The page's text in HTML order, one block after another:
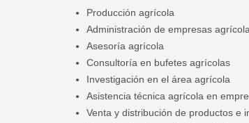
Producción agrícola
Administración de empresas
Asesoría agrícola
Consultoría en bufetes agrícolas
Investigación en el área agrícola
Asistencia técnica agrícola en
Venta y distribución de productos e